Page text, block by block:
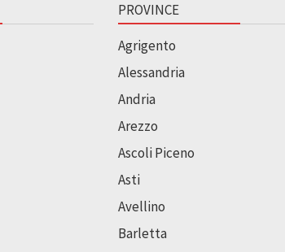
PROVINCE
Agrigento
Alessandria
Andria
Arezzo
Ascoli Piceno
Asti
Avellino
Barletta